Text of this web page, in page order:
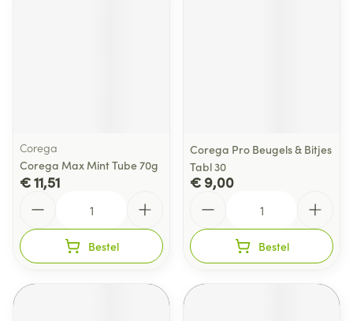
Corega
Corega Max Mint Tube 70g
€ 11,51
Bestel
Corega Pro Beugels & Bitjes
Tabl 30
€ 9,00
Bestel